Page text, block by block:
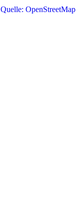
Quelle: OpenStreetMap